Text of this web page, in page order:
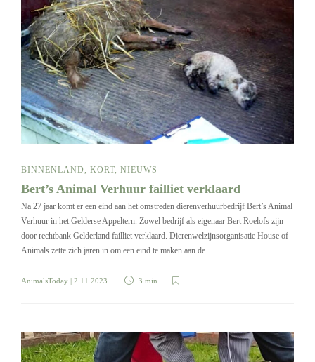
BINNENLAND, KORT, NIEUWS
Bert’s Animal Verhuur failliet verklaard
Na 27 jaar komt er een eind aan het omstreden dierenverhuurbedrijf Bert’s Animal
Verhuur in het Gelderse Appeltern. Zowel bedrijf als eigenaar Bert Roelofs zijn
door rechtbank Gelderland failliet verklaard. Dierenwelzijnsorganisatie House of
Animals zette zich jaren in om een eind te maken aan de…
AnimalsToday | 2 11 2023 3 min